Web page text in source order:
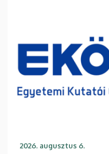
2026. augusztus 6.